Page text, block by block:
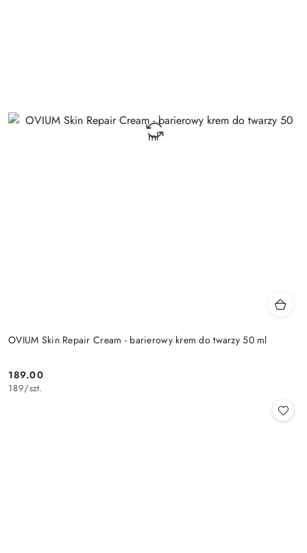
OVIUM Skin Repair Cream - barierowy krem do twarzy 50 ml
Cena:
189.00
189/szt.